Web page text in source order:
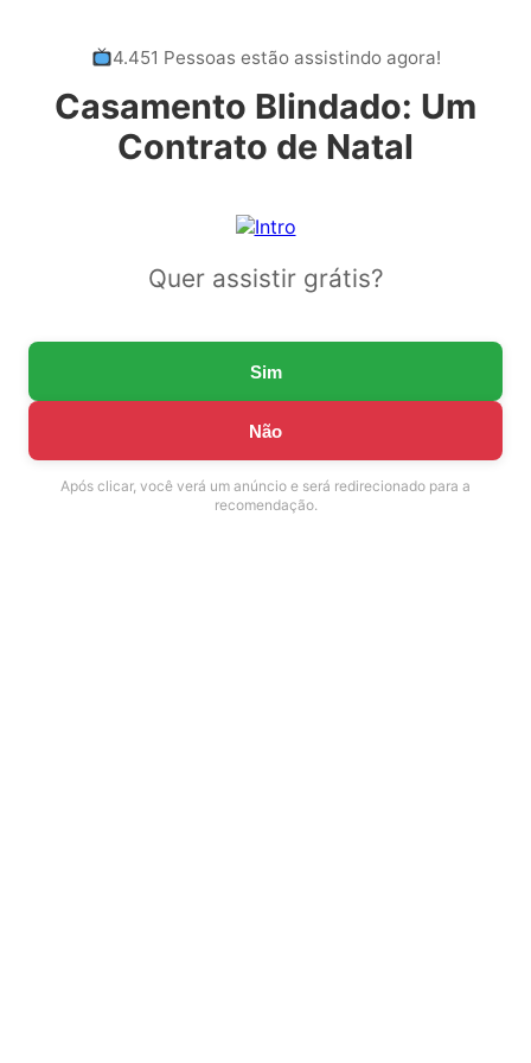
4.451 Pessoas estão assistindo agora!
Casamento Blindado: Um
Contrato de Natal
Quer assistir grátis?
Sim
Não
Após clicar, você verá um anúncio e será redirecionado para a
recomendação.